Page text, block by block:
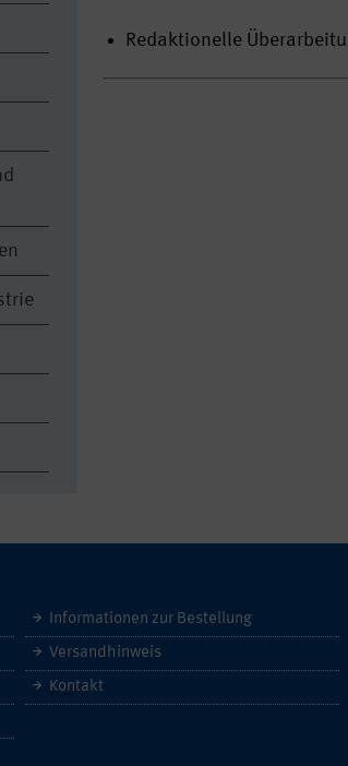
Redaktionelle
Informationen zur Bestellung
Versandhinweis
Kontakt